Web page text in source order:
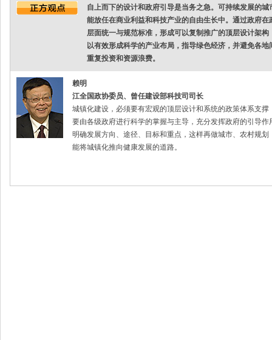
自上而下的设计和政府引导是当务之急。可持续发展的城
能放任在商业利益和科技产业的自由生长中。通过政府在
层面统一与规范标准，形成可以复制推广的顶层设计架构
以有效形成科学的产业布局，指导绿色经济，并避免各地
重复投资和资源浪费。
赖明
江全国政协委员、曾任建设部科技司司长
城镇化建设，必须要有宏观的顶层设计和系统的政策体系支撑
要由各级政府进行科学的掌握与主导，充分发挥政府的引导作
明确发展方向、途径、目标和重点，这样再做城市、农村规划
能将城镇化推向健康发展的道路。